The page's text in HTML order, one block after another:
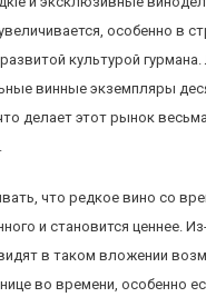
особенно в
культурой
винные экземпляры
делает этот рынок весьма
что редкое вино со
и становится ценнее.
в таком вложении
во времени, особенно